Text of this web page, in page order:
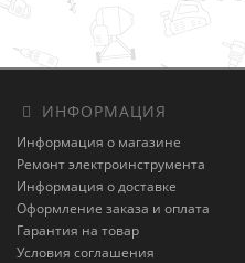
ИНФОРМАЦИЯ
Информация о магазине
Ремонт электроинструмента
Информация о доставке
Оформление заказа и оплата
Гарантия на товар
Условия соглашения